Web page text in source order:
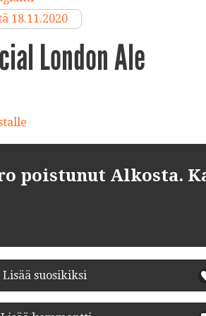
18.11.2020
London Ale
poistunut Alkosta.
Lisää suosikiksi